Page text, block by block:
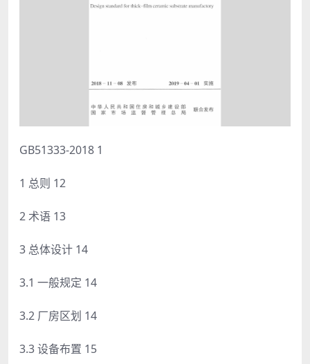
GB51333-2018 1
1 总则 12
2 术语 13
3 总体设计 14
3.1 一般规定 14
3.2 厂房区划 14
3.3 设备布置 15